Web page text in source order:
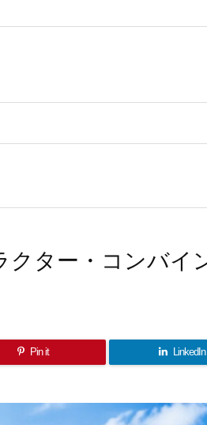
クター・コンバイ
Pin it LinkedIn